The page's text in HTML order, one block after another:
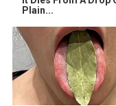
Plain...